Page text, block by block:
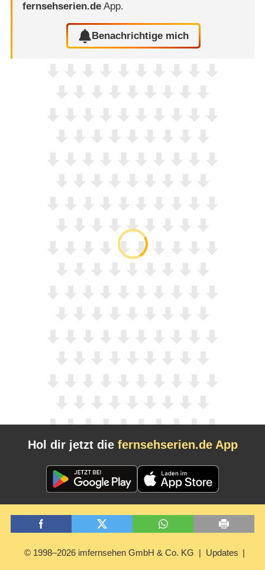
fernsehserien.deApp.
Benachrichtige mich
Hol dir jetzt die fernsehserien.de App
© 1998–2026 imfernsehen GmbH & Co. KG Updates